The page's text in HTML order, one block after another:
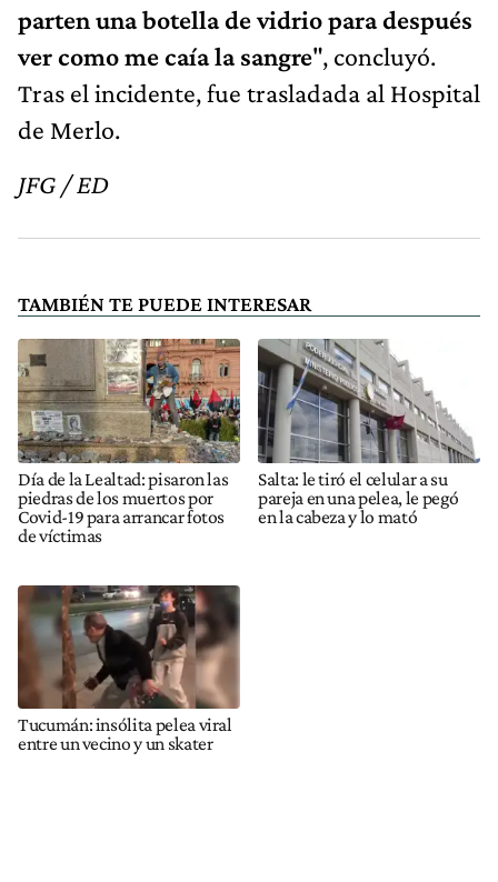
parten una botella de vidrio para después
ver como me caía la sangre", concluyó.
Tras el incidente, fue trasladada al Hospital
de Merlo.
JFG / ED
TAMBIÉN TE PUEDE INTERESAR
Día de la Lealtad: pisaron las
piedras de los muertos por
Covid-19 para arrancar fotos
de víctimas
Salta: le tiró el celular a su
pareja en una pelea, le pegó
en la cabeza y lo mató
Tucumán: insólita pelea viral
entre un vecino y un skater